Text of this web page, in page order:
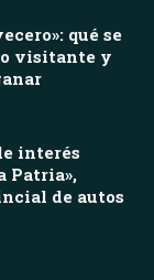
qué se
visitante y
interés
Patria»,
de autos